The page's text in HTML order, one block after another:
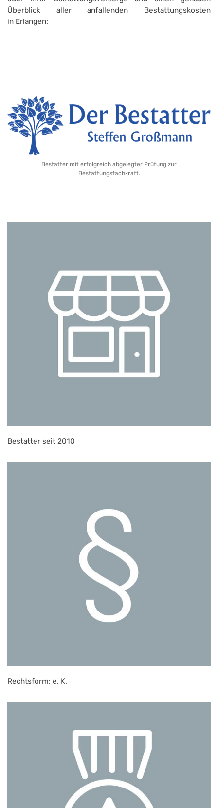
Überblick aller anfallenden Bestattungskosten
in Erlangen:
Bestatter mit erfolgreich abgelegter Prüfung zur
Bestattungsfachkraft.
Bestatter seit 2010
Rechtsform: e. K.